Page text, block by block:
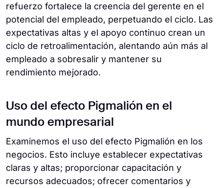
refuerzo fortalece la creencia del gerente en el
potencial del empleado, perpetuando el ciclo. Las
expectativas altas y el apoyo continuo crean un
ciclo de retroalimentación, alentando aún más al
empleado a sobresalir y mantener su
rendimiento mejorado.
Uso del efecto Pigmalión en el
mundo empresarial
Examinemos el uso del efecto Pigmalión en los
negocios. Esto incluye establecer expectativas
claras y altas; proporcionar capacitación y
recursos adecuados; ofrecer comentarios y